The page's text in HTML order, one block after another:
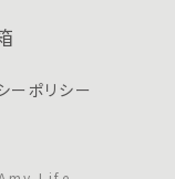
ーポリシー